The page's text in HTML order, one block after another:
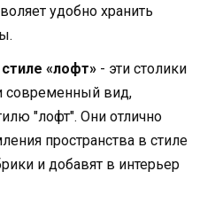
удобно хранить
«лофт» - эти столики
вид,
"лофт". Они отлично
пространства в стиле
и добавят в интерьер